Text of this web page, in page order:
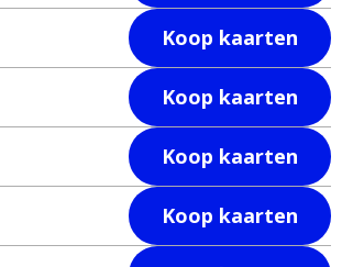
Koop kaarten
Koop kaarten
Koop kaarten
Koop kaarten